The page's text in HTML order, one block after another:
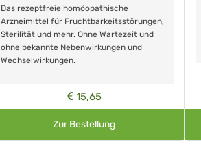
Das rezeptfreie homöopathische
Arzneimittel für Fruchtbarkeitsstörungen,
Sterilität und mehr. Ohne Wartezeit und
ohne bekannte Nebenwirkungen und
Wechselwirkungen.
15,65
Zur Bestellung